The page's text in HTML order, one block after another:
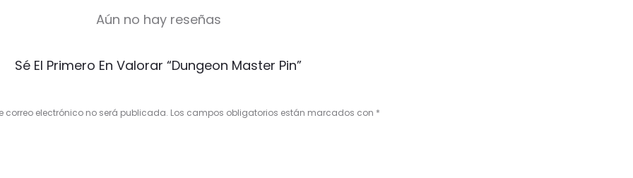
Aún no hay reseñas
Sé El Primero En Valorar “Dungeon Master Pin”
correo electrónico no será publicada. Los campos obligatorios están marcados con *